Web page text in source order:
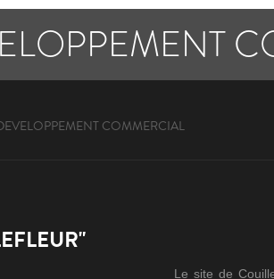
COMMERCIAL
Le site de